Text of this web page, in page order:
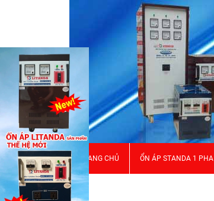
TRANG CHỦ ỔN ÁP STANDA 1 PHA